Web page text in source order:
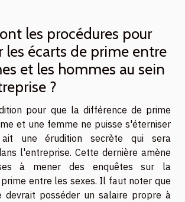
les procédures pour
les écarts de prime entre
et les hommes au sein
?
pour que la différence de prime
et une femme ne puisse s'éterniser
une érudition secrète qui sera
l'entreprise. Cette dernière amène
à mener des enquêtes sur la
entre les sexes. Il faut noter que
devrait posséder un salaire propre à